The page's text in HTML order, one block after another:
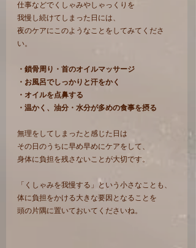
仕事などでくしゃみやしゃっくりを
我慢し続けてしまった日には、
夜のケアにこのようなことをしてみてくださ
い。
・鎖骨周り・首のオイルマッサージ
・お風呂でしっかりと汗をかく
・オイルを点鼻する
・温かく、油分・水分が多めの食事を摂る
無理をしてしまったと感じた日は
その日のうちに早め早めにケアをして、
身体に負担を残さないことが大切です。
「くしゃみを我慢する」という小さなことも、
体に負担をかける大きな要因となることを
頭の片隅に置いておいてくださいね。